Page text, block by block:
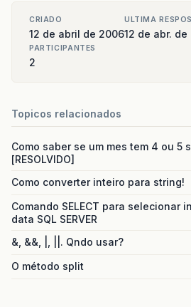
CRIADO
12 de abril de 2006
ULTIMA
12 de abr. de
PARTICIPANTES
2
Topicos relacionados
Como saber se um mes tem 4 ou 5
[RESOLVIDO]
Como converter inteiro para string!
Comando SELECT para selecionar
data SQL SERVER
&, &&, |, ||. Qndo usar?
O método split